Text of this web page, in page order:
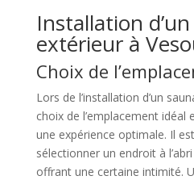
Installation
extérieur à
Choix de
Lors de l’installation d’un
choix de l’emplacement
une expérience optimale. Il
sélectionner un endroit à
offrant une certaine intimité.